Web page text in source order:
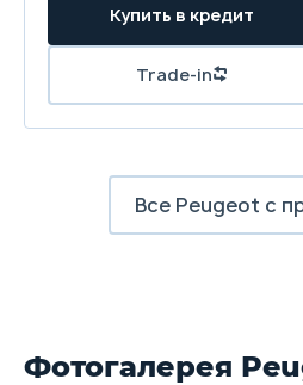
Передние тормоза
Дисковые вентилируемые
Задние тормоза
Купить в кредит
Trade-in
Все Peugeot с
Фотогалерея